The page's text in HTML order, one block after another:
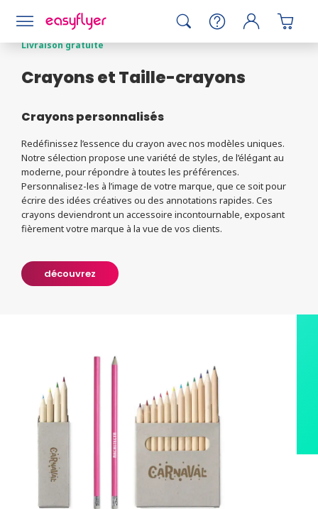
Stylos et fournitures de bureau
Livraison gratuite
Crayons et Taille-crayons
Crayons personnalisés
Redéfinissez l’essence du crayon avec nos modèles uniques.
Notre sélection propose une variété de styles, de l’élégant au
moderne, pour répondre à toutes les préférences.
Personnalisez-les à l’image de votre marque, que ce soit pour
écrire des idées créatives ou des annotations rapides. Ces
crayons deviendront un accessoire incontournable, exposant
fièrement votre marque à la vue de vos clients.
découvrez